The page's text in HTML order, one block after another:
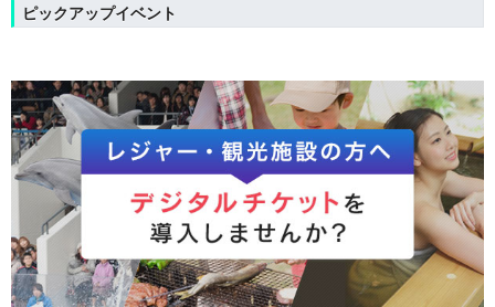
ピックアップイベント